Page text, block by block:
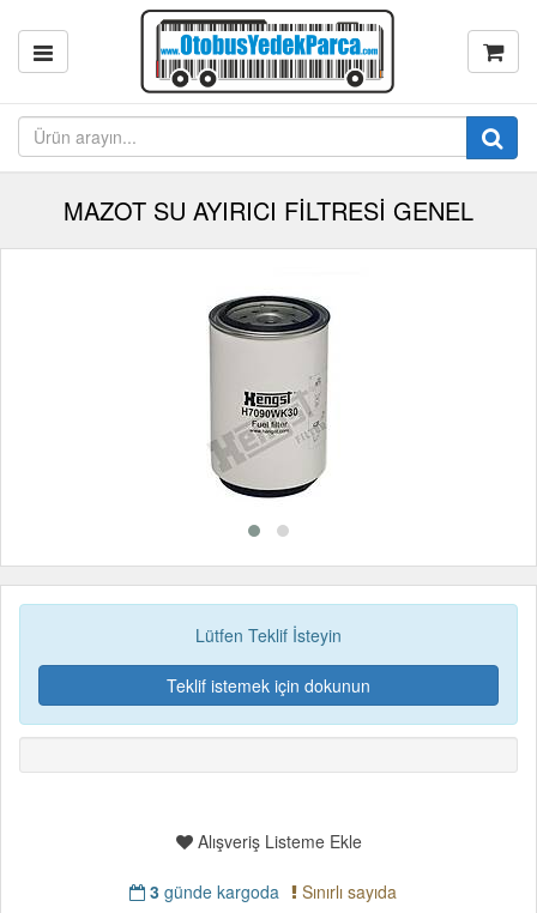
MAZOT SU AYIRICI FİLTRESİ GENEL
Lütfen Teklif İsteyin
Teklif istemek için dokunun
Alışveriş Listeme Ekle
3günde kargoda Sınırlı sayıda